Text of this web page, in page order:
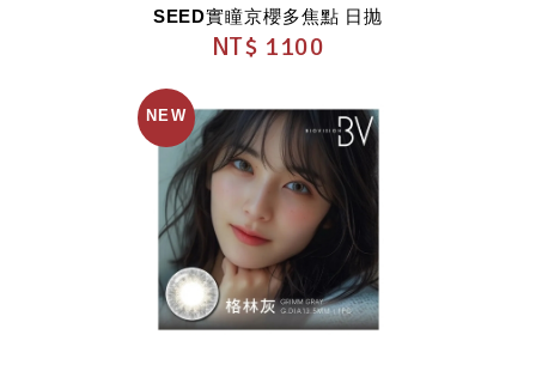
SEED實瞳京櫻多焦點 日抛
NT$ 1100